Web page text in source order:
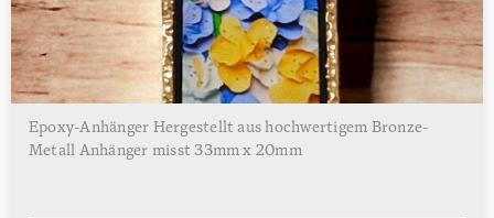
Epoxy-Anhänger Hergestellt aus hochwertigem Bronze-
Metall Anhänger misst 33mm x 20mm